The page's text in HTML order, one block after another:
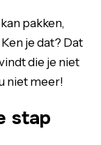
pakken,
je dat? Dat
die je niet
niet meer!
stap